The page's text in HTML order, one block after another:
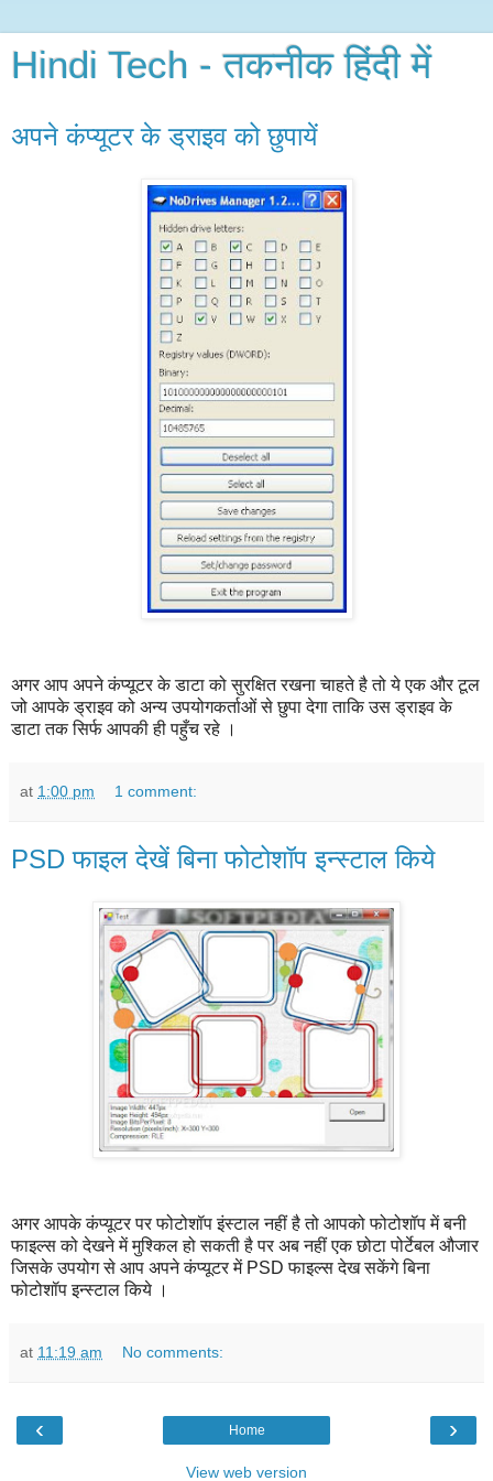
Hindi Tech - तकनीक हिंदी में
अपने कंप्यूटर के ड्राइव को छुपायें
अगर आप अपने कंप्यूटर के डाटा को सुरक्षित रखना चाहते है तो ये एक और टूल
जो आपके ड्राइव को अन्य उपयोगकर्ताओं से छुपा देगा ताकि उस ड्राइव के
डाटा तक सिर्फ आपकी ही पहुँच रहे ।
at 1:00 pm 1 comment:
PSD फाइल देखें बिना फोटोशॉप इन्स्टाल किये
अगर आपके कंप्यूटर पर फोटोशॉप इंस्टाल नहीं है तो आपको फोटोशॉप में बनी
फाइल्स को देखने में मुश्किल हो सकती है पर अब नहीं एक छोटा पोर्टेबल औजार
जिसके उपयोग से आप अपने कंप्यूटर में PSD फाइल्स देख सकेंगे बिना
फोटोशॉप इन्स्टाल किये ।
at 11:19 am No comments:
‹ ›
Home
View web version